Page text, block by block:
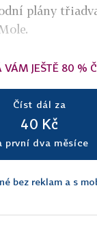
plány
VÁM JEŠTĚ 80 %
Číst dál za
40 Kč
první dva měsíce
bez reklam a s